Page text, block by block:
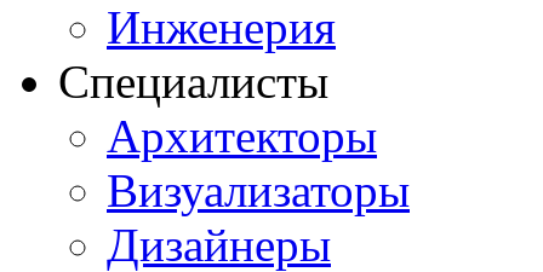
Инженерия
Специалисты
Архитекторы
Визуализаторы
Дизайнеры